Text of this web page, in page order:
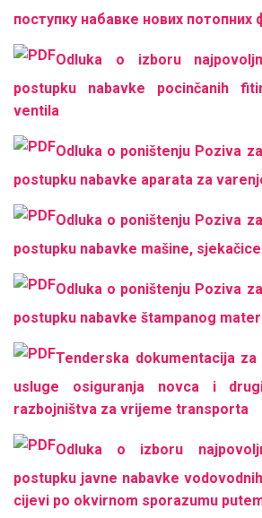
поступку набавке нових потопних
Odluka o izboru
postupku nabavke pocinčanih
ventila
Odluka o poništenju Poziva
postupku nabavke aparata za
Odluka o poništenju Poziva
postupku nabavke mašine,
Odluka o poništenju Poziva
postupku nabavke štampanog
Tenderska dokumentacija za
usluge osiguranja novca i
razbojništva za vrijeme transporta
Odluka o izboru
postupku javne nabavke
cijevi po okvirnom sporazumu